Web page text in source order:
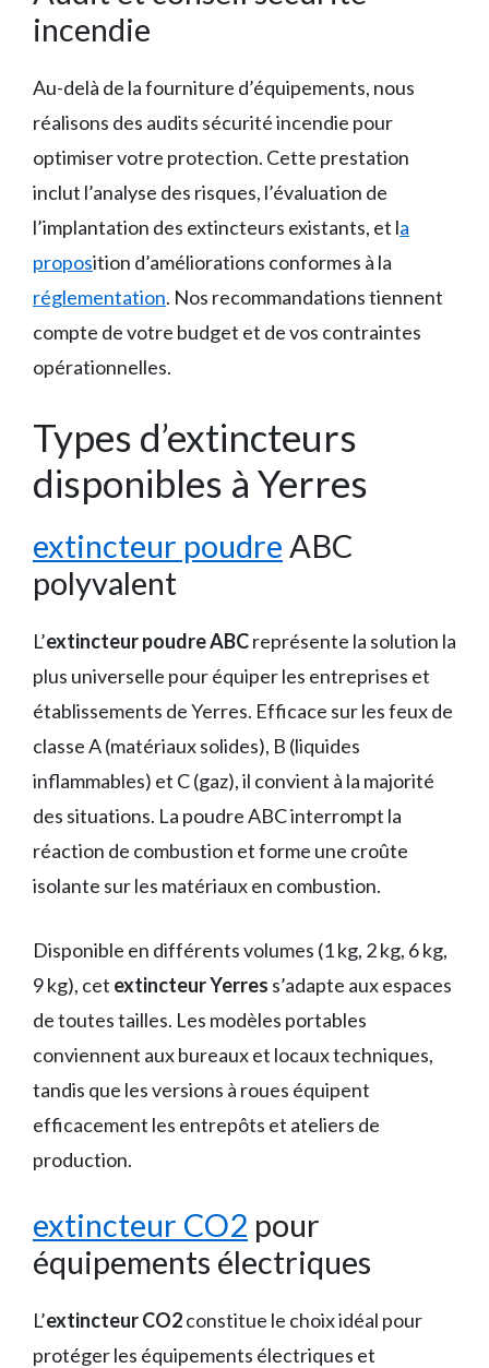
incendie
Au-delà de la fourniture d’équipements, nous
réalisons des audits sécurité incendie pour
optimiser votre protection. Cette prestation
inclut l’analyse des risques, l’évaluation de
l’implantation des extincteurs existants, et la
proposition d’améliorations conformes à la
réglementation. Nos recommandations tiennent
compte de votre budget et de vos contraintes
opérationnelles.
Types d’extincteurs
disponibles à Yerres
extincteur poudre ABC
polyvalent
L’extincteur poudre ABCreprésente la solution la
plus universelle pour équiper les entreprises et
établissements de Yerres. Efficace sur les feux de
classe A (matériaux solides), B (liquides
inflammables) et C (gaz), il convient à la majorité
des situations. La poudre ABC interrompt la
réaction de combustion et forme une croûte
isolante sur les matériaux en combustion.
Disponible en différents volumes (1 kg, 2 kg, 6 kg,
9 kg), cet extincteur Yerres s’adapte aux espaces
de toutes tailles. Les modèles portables
conviennent aux bureaux et locaux techniques,
tandis que les versions à roues équipent
efficacement les entrepôts et ateliers de
production.
extincteur CO2 pour
équipements électriques
L’extincteur CO2constitue le choix idéal pour
protéger les équipements électriques et